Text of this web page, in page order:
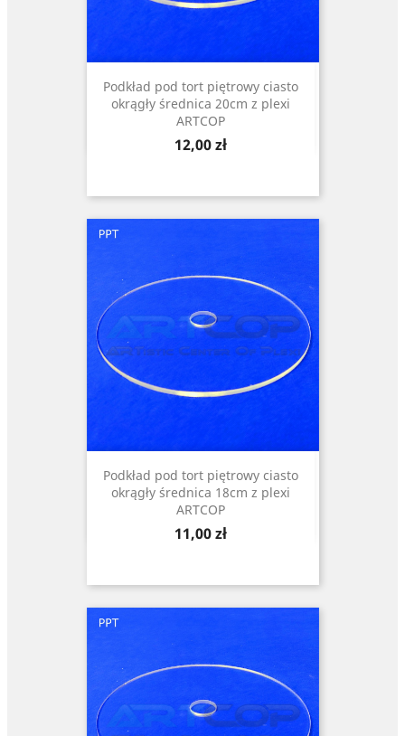
Podkład pod tort piętrowy ciasto
okrągły średnica 20cm z plexi
ARTCOP
Cena
12,00 zł
Podkład pod tort piętrowy ciasto
okrągły średnica 18cm z plexi
ARTCOP
Cena
11,00 zł